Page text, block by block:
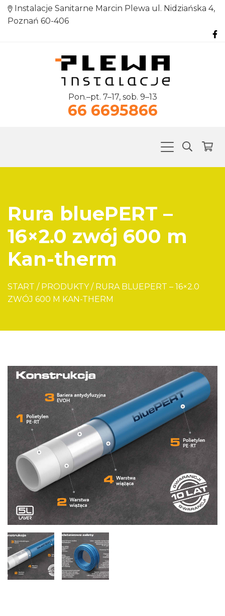
Instalacje Sanitarne Marcin Plewa ul. Nidziańska 4,
Poznań 60-406
Pon.–pt. 7–17, sob. 9–13
66 6695866
Rura bluePERT –
16×2.0 zwój 600 m
Kan-therm
START / PRODUKTY / RURA BLUEPERT – 16×2.0
ZWÓJ 600 M KAN-THERM